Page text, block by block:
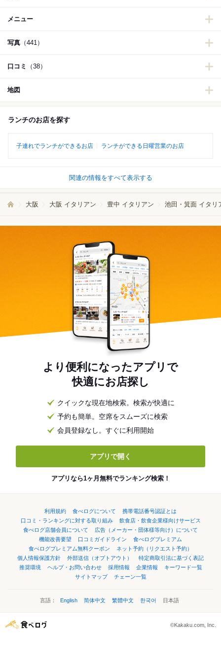
メニュー
写真 （441）
口コミ （38）
地図
ランチのお店を探す
子連れでランチができるお店 ランチができる日曜営業のお店
関連の情報をすべて表示する
大阪 大阪 イタリアン 豊中 イタリアン 池田・箕面 イタリ
より便利になったアプリで
快適にお店探し
クイックな現在地検索。検索が快適に
予約も簡単。空席をスムーズに検索
会員登録なし。すぐに利用開始
アプリで開く
アプリなら1ヶ月無料でランキング検索！
利用規約 食べログについて
携帯電話番号認証とは
口コミ・ランキングに対する取り組み
飲食店・飲食企業様向けサービス
食べログ店舗会員について
広告（メーカー・団体様等向け）について
機能改善要望
口コミガイドライン
食べログプレミアム
食べログプレミアム無料クーポン
ネット予約（リクエスト予約）
個人情報保護方針
外部送信（オプトアウト）
特定商取引法に基づく表記
推奨環境
ヘルプ・お問い合わせ 採用情報 企業情報
キーワード一覧
サイトマップ
チェーン一覧
言語： English 简体中文 繁體中文 한국어 日本語
©Kakaku.com, Inc.